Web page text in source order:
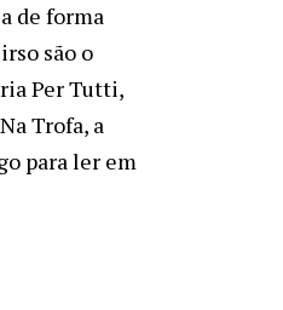
de forma
são o
Per Tutti,
Trofa, a
para ler em